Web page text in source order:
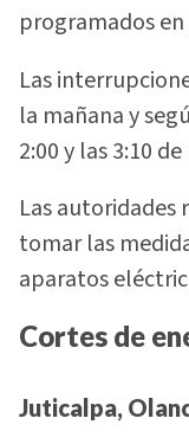
programados
Las
la mañana y
2:00 y las 3:10
Las autoridades
tomar las
aparatos
Cortes de
Juticalpa,